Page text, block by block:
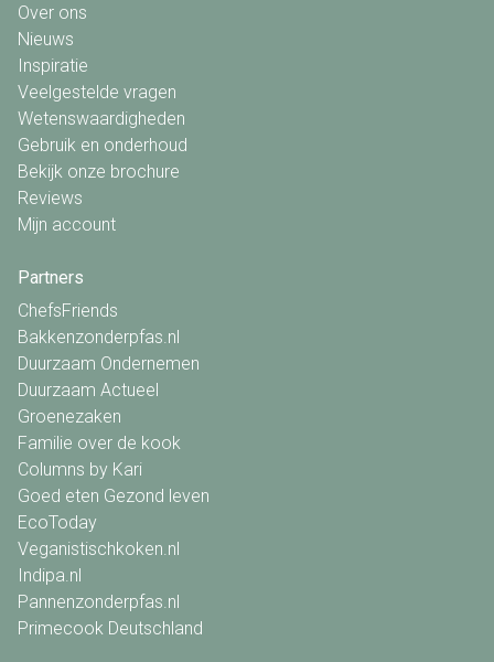
Over ons
Nieuws
Inspiratie
Veelgestelde vragen
Wetenswaardigheden
Gebruik en onderhoud
Bekijk onze brochure
Reviews
Mijn account
Partners
ChefsFriends
Bakkenzonderpfas.nl
Duurzaam Ondernemen
Duurzaam Actueel
Groenezaken
Familie over de kook
Columns by Kari
Goed eten Gezond leven
EcoToday
Veganistischkoken.nl
Indipa.nl
Pannenzonderpfas.nl
Primecook Deutschland